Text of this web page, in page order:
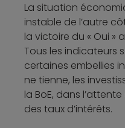
La situation
instable de l’autre
la victoire du « Oui »
Tous les indicateurs
certaines embellies
ne tienne, les
la BoE, dans
des taux d’intérêts.